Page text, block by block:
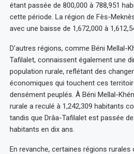
étant passée de 800,000 à 788,951
cette période. La région de Fès-
avec une baisse de 1,672,000 à
D’autres régions, comme Béni Mellal-
Tafilalet, connaissent également une
population rurale, reflétant des
économiques qui touchent ces
densément peuplés. À Béni Mellal-
rurale a reculé à 1,242,309 habitants
tandis que Drâa-Tafilalet est passée
habitants en dix ans.
En revanche, certaines régions rurales